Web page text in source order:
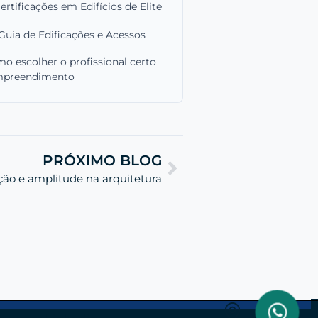
em Edifícios de Elite
de Edificações e Acessos
escolher o profissional certo
PRÓXIMO BLOG
e amplitude na arquitetura